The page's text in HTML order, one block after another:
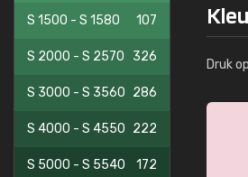
S 1500 - S 1580 107
S 2000 - S 2570 326
S 3000 - S 3560 286
S 4000 - S 4550 222
S 5000 - S 5540 172
Druk